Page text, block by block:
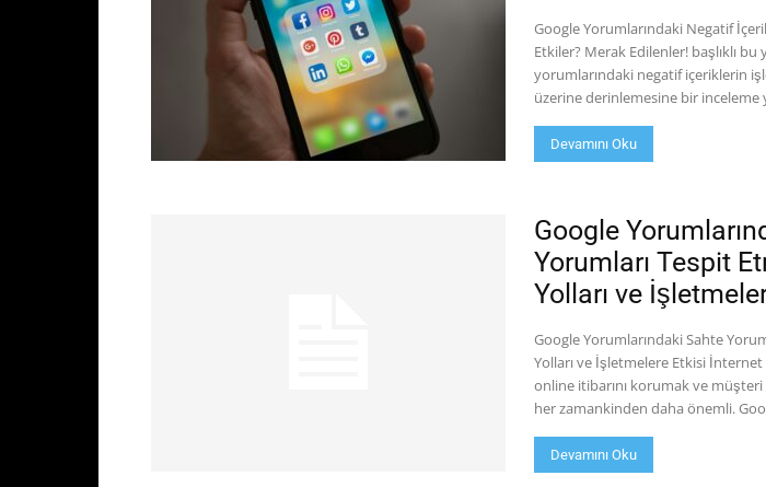
Google Yorumlarındaki Negatif
Etkiler? Merak Edilenler! başlıklı bu
yorumlarındaki negatif içeriklerin
üzerine derinlemesine bir inceleme
Devamını Oku
Google
Yorumları Tespit
Yolları ve
Google Yorumlarındaki Sahte
Yolları ve İşletmelere Etkisi
online itibarını korumak ve
her zamankinden daha önemli.
Devamını Oku